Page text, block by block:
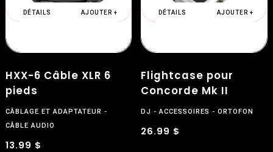
DÉTAILS AJOUTER +
HXX-6 Câble XLR 6
pieds
CÂBLAGE ET ADAPTATEUR
CÂBLE AUDIO
13.99 $
DÉTAILS AJOUTER +
Flightcase pour
Concorde Mk II
DJ ACCESSOIRES ORTOFON
26.99 $